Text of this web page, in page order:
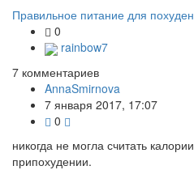
Правильное питание для
0
rainbow7
7 комментариев
AnnaSmirnova
7 января 2017, 17:07
0
никогда не могла считать
припохудении.